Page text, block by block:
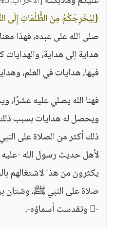
{لِيُخْرِجَكُمْ مِنَ الظُّلُمَاتِ إِلَى
صلى الله على عبده، فهذا
هداية إلى هداية،
فيها، هدايات في العلم،
فهنا الله يصلي عليه عشرًا،
ويحصل له هدايات بسبب
ذلك أكثر من الصلاة على
لأهل حديث رسول الله -عليه
يكثرون من هذا لاشتغالهم
صلاة على النبي ﷺ، وشتان
- وتقدست أسماؤه-.